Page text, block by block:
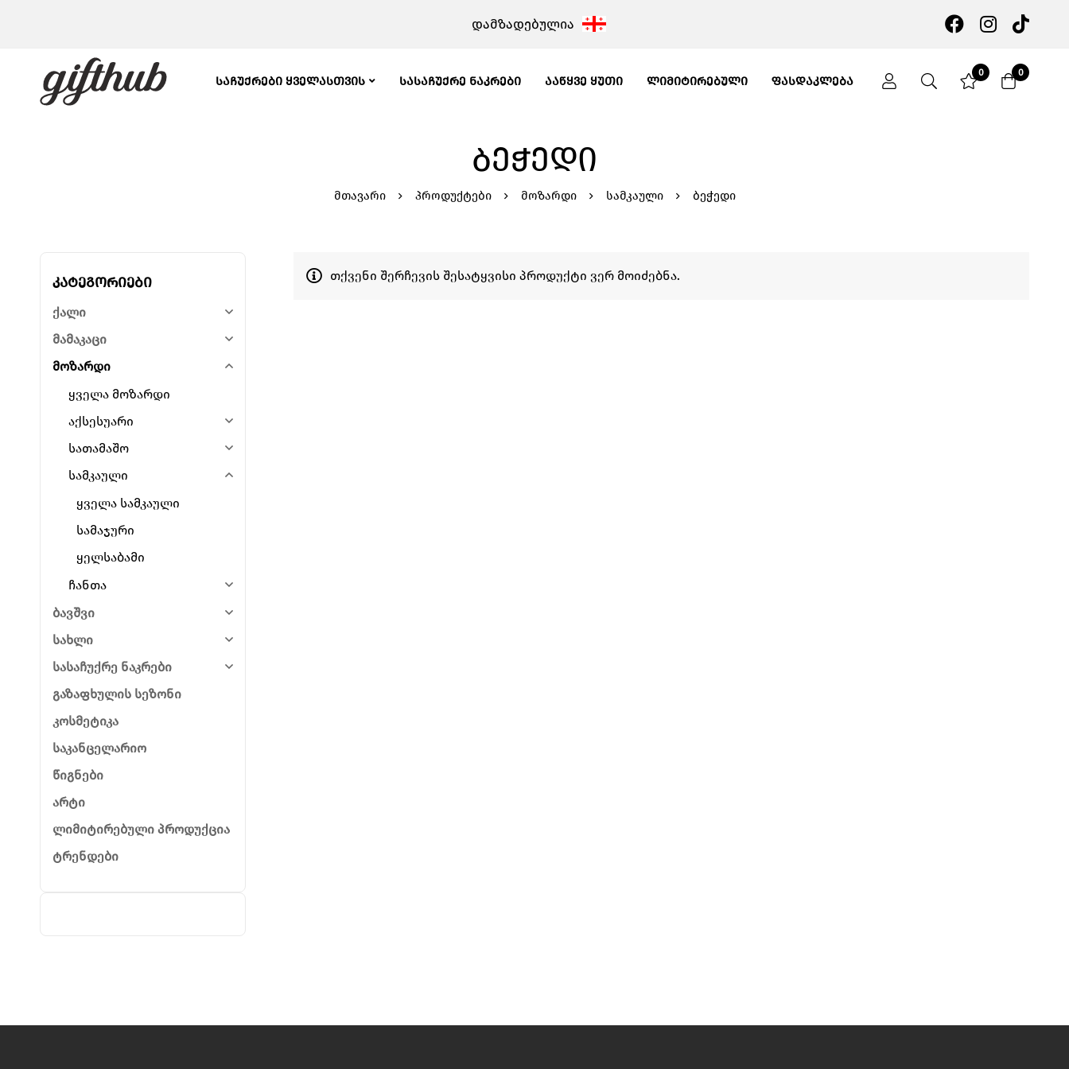
დამზადებულია
ᲡᲐᲩᲣᲥᲠᲔᲑᲘ ᲧᲕᲔᲚᲐᲡᲗᲕᲘᲡ ᲡᲐᲡᲐᲩᲣᲥᲠᲔ ᲜᲐᲙᲠᲔᲑᲘ ᲐᲐᲬᲧᲕᲔ ᲧᲣᲗᲘ ᲚᲘᲛᲘᲢᲘᲠᲔᲑᲣᲚᲘ ᲤᲐᲡᲓᲐᲙᲚᲔᲑᲐ
0 0
ᲑᲔᲭᲔᲓᲘ
მთავარი პროდუქტები მოზარდი სამკაული ბეჭედი
კატეგორიები
ქალი
მამაკაცი
მოზარდი
ყველა მოზარდი
აქსესუარი
სათამაშო
სამკაული
ყველა სამკაული
სამაჯური
ყელსაბამი
ჩანთა
ბავშვი
სახლი
სასაჩუქრე ნაკრები
გაზაფხულის სეზონი
კოსმეტიკა
საკანცელარიო
წიგნები
არტი
ლიმიტირებული პროდუქცია
ტრენდები
თქვენი შერჩევის შესატყვისი პროდუქტი ვერ მოიძებნა.